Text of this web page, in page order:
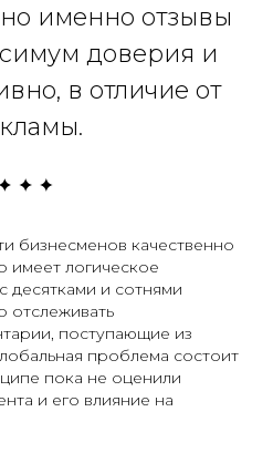
именно отзывы
доверия и
в отличие от
бизнесменов качественно
имеет логическое
десятками и сотнями
отслеживать
поступающие из
проблема состоит
пока не оценили
и его влияние на